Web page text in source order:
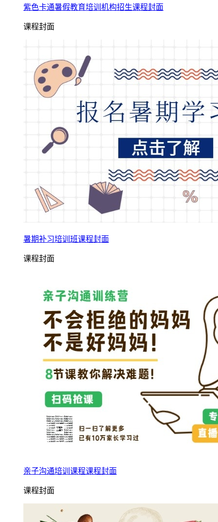
紫色卡通暑假教育培训机构招生课程封面
课程封面
暑期补习培训班课程封面
课程封面
亲子沟通培训课程课程封面
课程封面